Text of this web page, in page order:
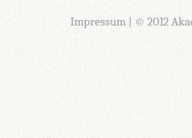
Impressum| © 2012